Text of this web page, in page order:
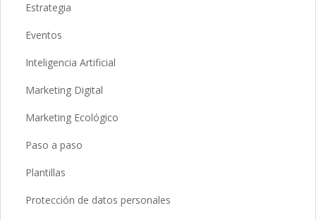
Estrategia
Eventos
Inteligencia Artificial
Marketing Digital
Marketing Ecológico
Paso a paso
Plantillas
Protección de datos personales